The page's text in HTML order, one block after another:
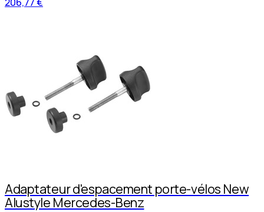
Adaptateur d'espacement porte-vélos New
Alustyle Mercedes-Benz